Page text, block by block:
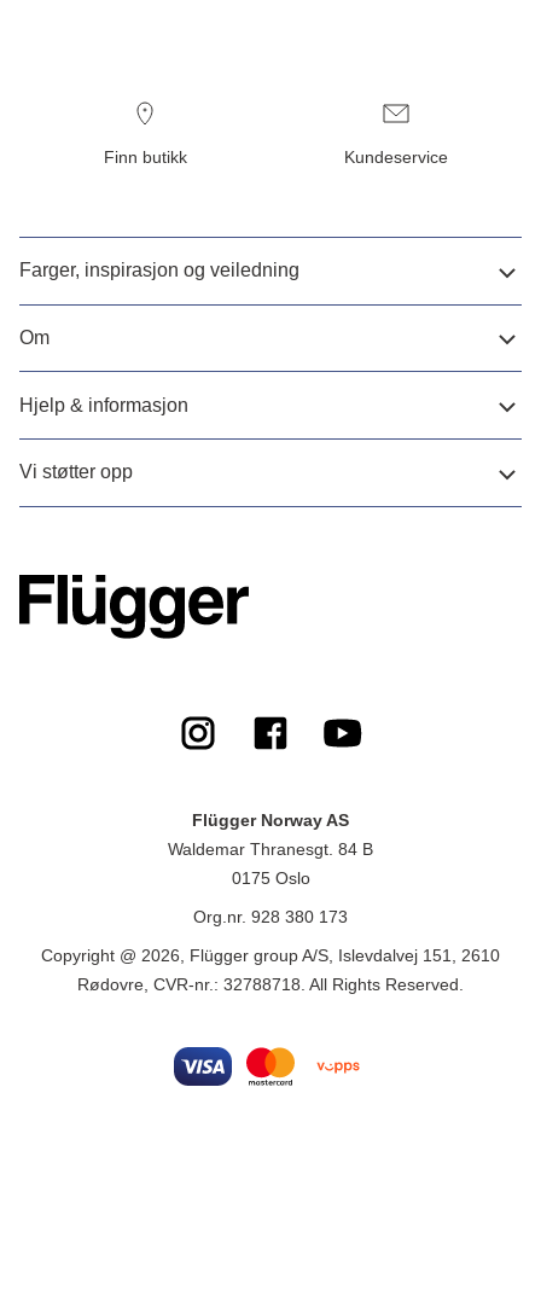
Finn butikk Kundeservice
Farger, inspirasjon og veiledning
Om
Hjelp & informasjon
Vi støtter opp
Flügger Norway AS
Waldemar Thranesgt. 84 B
0175 Oslo
Org.nr. 928 380 173
Copyright @ 2026, Flügger group A/S, Islevdalvej 151, 2610
Rødovre, CVR-nr.: 32788718. All Rights Reserved.